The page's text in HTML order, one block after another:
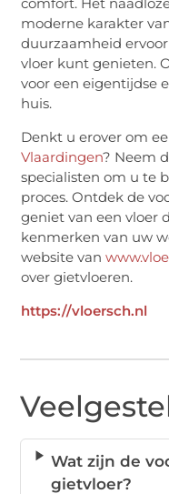
moderne karakter
duurzaamheid
vloer kunt genieten.
voor een eigentijdse
huis.
Denkt u erover om
Vlaardingen? Neem
specialisten om u te
proces. Ontdek de
geniet van een vloer
kenmerken van uw
website van
over gietvloeren.
https://vloersch.nl
Wat zijn de
gietvloer?